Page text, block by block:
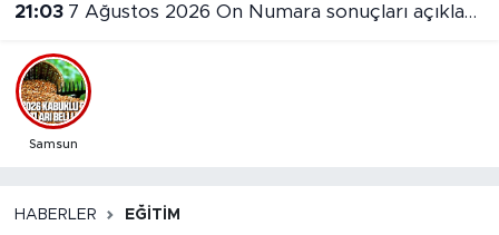
21:03 7 Ağustos 2026 On Numara sonuçları açıklandı
Samsun
HABERLER EĞITIM
Samsun Namaz Vakitleri
Trafik Durumu
Süper Lig Puan Durumu ve Fikstür